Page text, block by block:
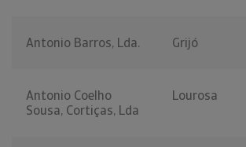
Antonio Barros, Lda. Grijó
Antonio Coelho
Sousa, Cortiças, Lda
Lourosa